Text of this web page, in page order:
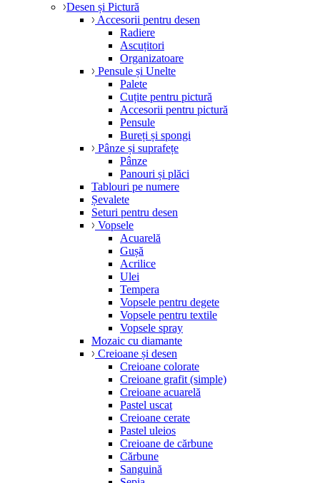
Desen și Pictură
Accesorii pentru desen
Radiere
Ascuțitori
Organizatoare
Pensule și Unelte
Palete
Cuțite pentru pictură
Accesorii pentru pictură
Pensule
Bureți și spongi
Pânze și suprafețe
Pânze
Panouri și plăci
Tablouri pe numere
Șevalete
Seturi pentru desen
Vopsele
Acuarelă
Gușă
Acrilice
Ulei
Tempera
Vopsele pentru degete
Vopsele pentru textile
Vopsele spray
Mozaic cu diamante
Creioane și desen
Creioane colorate
Creioane grafit (simple)
Creioane acuarelă
Pastel uscat
Creioane cerate
Pastel uleios
Creioane de cărbune
Cărbune
Sanguină